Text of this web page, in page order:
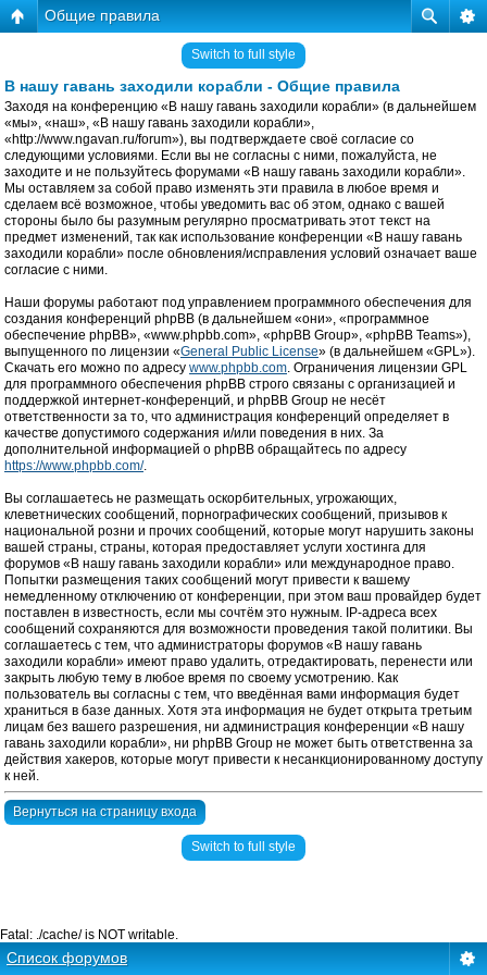
Общие правила
Switch to full style
В нашу гавань заходили корабли - Общие правила
Заходя на конференцию «В нашу гавань заходили корабли» (в дальнейшем
«мы», «наш», «В нашу гавань заходили корабли»,
«http://www.ngavan.ru/forum»), вы подтверждаете своё согласие со
следующими условиями. Если вы не согласны с ними, пожалуйста, не
заходите и не пользуйтесь форумами «В нашу гавань заходили корабли».
Мы оставляем за собой право изменять эти правила в любое время и
сделаем всё возможное, чтобы уведомить вас об этом, однако с вашей
стороны было бы разумным регулярно просматривать этот текст на
предмет изменений, так как использование конференции «В нашу гавань
заходили корабли» после обновления/исправления условий означает ваше
согласие с ними.
Наши форумы работают под управлением программного обеспечения для
создания конференций phpBB (в дальнейшем «они», «программное
обеспечение phpBB», «www.phpbb.com», «phpBB Group», «phpBB Teams»),
выпущенного по лицензии «General Public License» (в дальнейшем «GPL»).
Скачать его можно по адресу www.phpbb.com. Ограничения лицензии GPL
для программного обеспечения phpBB строго связаны с организацией и
поддержкой интернет-конференций, и phpBB Group не несёт
ответственности за то, что администрация конференций определяет в
качестве допустимого содержания и/или поведения в них. За
дополнительной информацией о phpBB обращайтесь по адресу
https://www.phpbb.com/.
Вы соглашаетесь не размещать оскорбительных, угрожающих,
клеветнических сообщений, порнографических сообщений, призывов к
национальной розни и прочих сообщений, которые могут нарушить законы
вашей страны, страны, которая предоставляет услуги хостинга для
форумов «В нашу гавань заходили корабли» или международное право.
Попытки размещения таких сообщений могут привести к вашему
немедленному отключению от конференции, при этом ваш провайдер будет
поставлен в известность, если мы сочтём это нужным. IP-адреса всех
сообщений сохраняются для возможности проведения такой политики. Вы
соглашаетесь с тем, что администраторы форумов «В нашу гавань
заходили корабли» имеют право удалить, отредактировать, перенести или
закрыть любую тему в любое время по своему усмотрению. Как
пользователь вы согласны с тем, что введённая вами информация будет
храниться в базе данных. Хотя эта информация не будет открыта третьим
лицам без вашего разрешения, ни администрация конференции «В нашу
гавань заходили корабли», ни phpBB Group не может быть ответственна за
действия хакеров, которые могут привести к несанкционированному доступу
к ней.
Вернуться на страницу входа
Switch to full style
Список форумов
Fatal: ./cache/ is NOT writable.